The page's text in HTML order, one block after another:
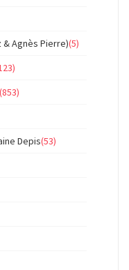
& Agnès Pierre)(5)
(853)
Depis(53)